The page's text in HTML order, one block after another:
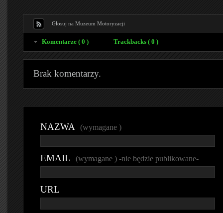
Głosuj na Muzeum Motoryzacji
Komentarze ( 0 ) Trackbacks ( 0 )
Brak komentarzy.
NAZWA (wymagane )
EMAIL (wymagane ) -nie będzie publikowane-
URL